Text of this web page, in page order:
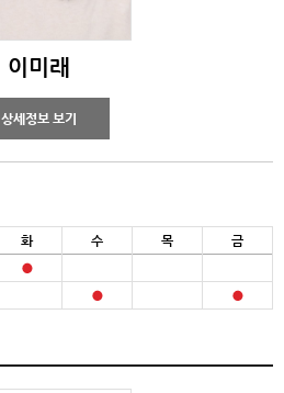
이미래
상세정보 보기
화 수 목
금